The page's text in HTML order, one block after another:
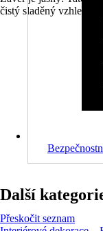
čistý sladěný vzhled a
Další
Přeskočit seznam